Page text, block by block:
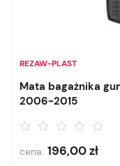
REZAW-PLAST
Mata bagażnika
2006-2015
cena: 196,00zł